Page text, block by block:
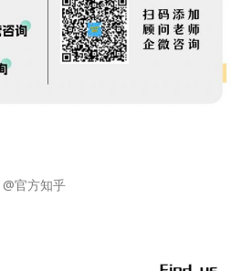
@官方知乎